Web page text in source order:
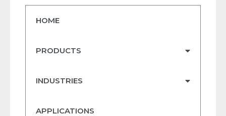
HOME
PRODUCTS
INDUSTRIES
APPLICATIONS